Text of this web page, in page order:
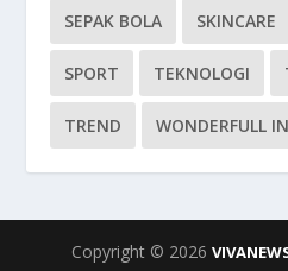
SEPAK BOLA SKINCARE
SPORT TEKNOLOGI
TREND WONDERFULL
Copyright © 2026